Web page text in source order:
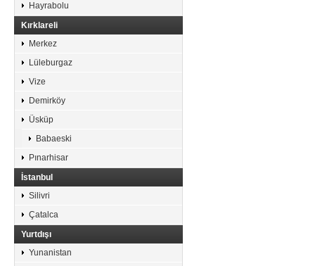
Hayrabolu
Kırklareli
Merkez
Lüleburgaz
Vize
Demirköy
Üsküp
Babaeski
Pınarhisar
İstanbul
Silivri
Çatalca
Yurtdışı
Yunanistan